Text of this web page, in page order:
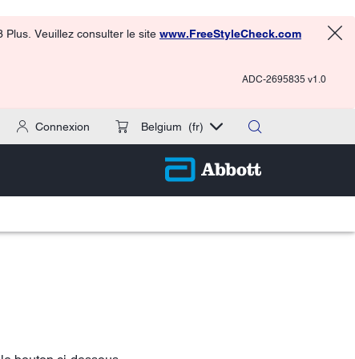
Veuillez consulter le site www.FreeStyleCheck.com
ADC-2695835 v1.0
Connexion Belgium (fr)